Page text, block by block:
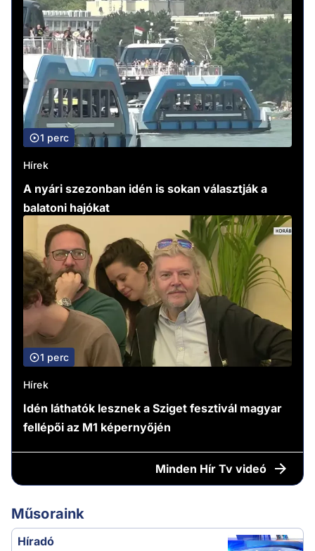
1 perc
Hírek
A nyári szezonban idén is sokan választják a
balatoni hajókat
1 perc
Hírek
Idén láthatók lesznek a Sziget fesztivál magyar
fellépői az M1 képernyőjén
Minden Hír Tv videó
Műsoraink
Híradó